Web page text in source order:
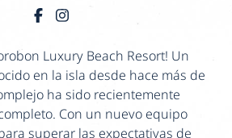
Luxury Beach Resort! Un
en la isla desde hace más de
ha sido recientemente
Con un nuevo equipo
superar las expectativas de